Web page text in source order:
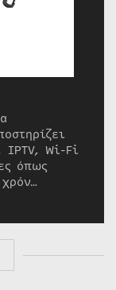
IPTV, Wi-Fi
όπως